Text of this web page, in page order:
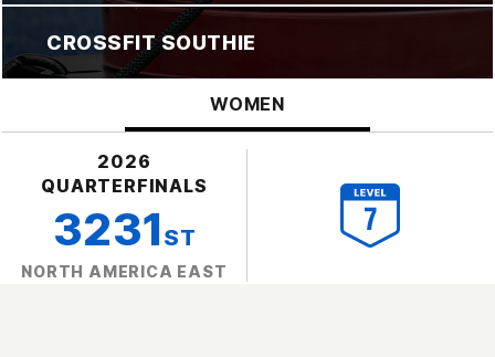
CROSSFIT SOUTHIE
WOMEN
2026
QUARTERFINALS
3231 ST
NORTH AMERICA EAST